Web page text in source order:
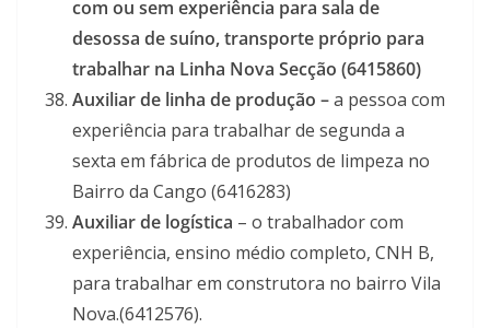
com ou sem experiência para sala de
desossa de suíno, transporte próprio para
trabalhar na Linha Nova Secção (6415860)
Auxiliar de linha de produção –a pessoa com
experiência para trabalhar de segunda a
sexta em fábrica de produtos de limpeza no
Bairro da Cango (6416283)
Auxiliar de logística – o trabalhador com
experiência, ensino médio completo, CNH B,
para trabalhar em construtora no bairro Vila
Nova.(6412576).